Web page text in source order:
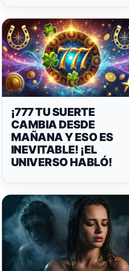
¡777 TU SUERTE
CAMBIA DESDE
MAÑANA Y ESO ES
INEVITABLE! ¡EL
UNIVERSO HABLÓ!